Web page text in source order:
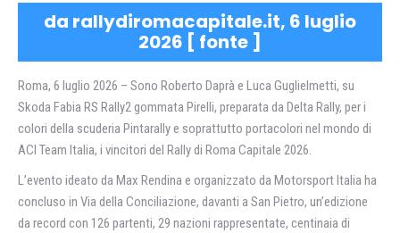
da rallydiromacapitale.it, 6 luglio
2026 [ fonte ]
Roma, 6 luglio 2026 – Sono Roberto Daprà e Luca Guglielmetti, su
Skoda Fabia RS Rally2 gommata Pirelli, preparata da Delta Rally, per i
colori della scuderia Pintarally e soprattutto portacolori nel mondo di
ACI Team Italia, i vincitori del Rally di Roma Capitale 2026.
L’evento ideato da Max Rendina e organizzato da Motorsport Italia ha
concluso in Via della Conciliazione, davanti a San Pietro, un’edizione
da record con 126 partenti, 29 nazioni rappresentate, centinaia di